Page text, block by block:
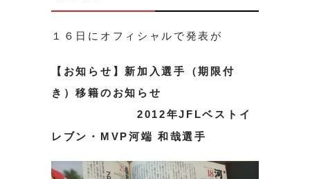
１６日にオフィシャルで発表が
【お知らせ】新加入選手（期限付
き）移籍のお知らせ
2012年JFLベストイ
レブン・MVP河端 和哉選手